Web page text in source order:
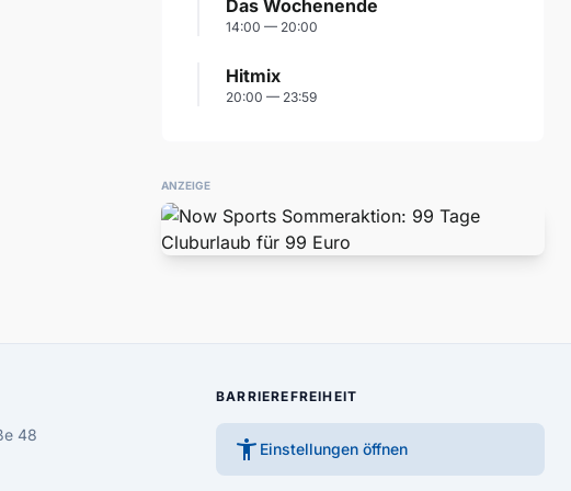
Das Wochenende
14:00 — 20:00
Hitmix
20:00 — 23:59
ANZEIGE
48
BARRIEREFREIHEIT
accessibility_new Einstellungen öffnen